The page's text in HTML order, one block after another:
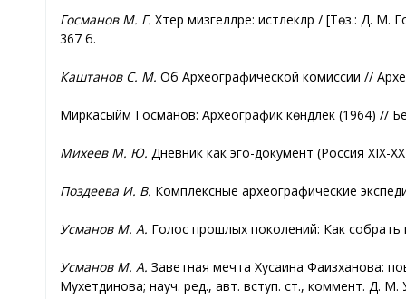
Госманов М. Г. Хәтер мизгелләре: истәлекләр / [Төз.:
367 б.
Каштанов С. М. Об Археографической комиссии //
Миркасыйм Госманов: Археографик көндәлек (1964) //
Михеев М. Ю. Дневник как эго-документ (Россия XIX-
Поздеева И. В. Комплексные археографические
Усманов М. А. Голос прошлых поколений: Как собрать
Усманов М. А. Заветная мечта Хусаина Фаизханова:
Мухетдинова; науч. ред., авт. вступ. ст., коммент. Д.